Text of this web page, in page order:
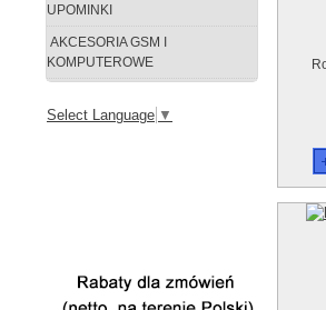
UPOMINKI
AKCESORIA GSM I
KOMPUTEROWE
Select Language ▼